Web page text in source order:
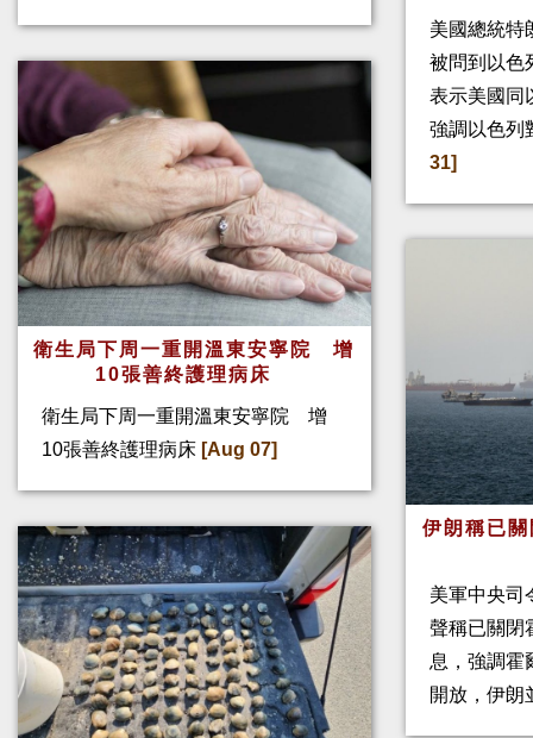
衛生局下周一重開溫東安寧院 增
10張善終護理病床
衛生局下周一重開溫東安寧院 增
10張善終護理病床 [Aug 07]
美國總統特
被問到以色
表示美國同
強調以色列
31]
伊朗稱已
美軍中央司
聲稱已關閉
息，強調霍
開放，伊